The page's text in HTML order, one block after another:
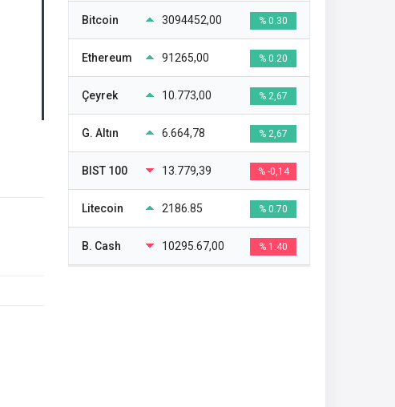
Bitcoin 3094452,00 % 0.30
Ethereum 91265,00 % 0.20
Çeyrek 10.773,00 % 2,67
G. Altın 6.664,78 % 2,67
BIST 100 13.779,39 % -0,14
Litecoin 2186.85 % 0.70
B. Cash 10295.67,00 % 1.40